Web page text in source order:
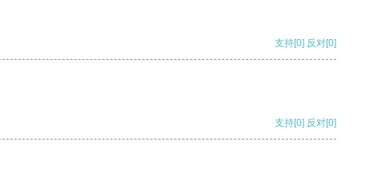
支持[0] 反对[0]
支持[0] 反对[0]